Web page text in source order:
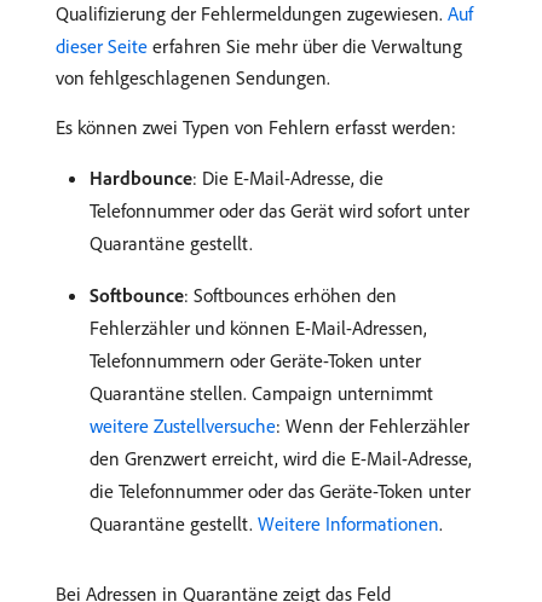
Qualifizierung der Fehlermeldungen zugewiesen. Auf
dieser Seite erfahren Sie mehr über die Verwaltung
von fehlgeschlagenen Sendungen.
Es können zwei Typen von Fehlern erfasst werden:
Hardbounce: Die E-Mail-Adresse, die
Telefonnummer oder das Gerät wird sofort unter
Quarantäne gestellt.
Softbounce: Softbounces erhöhen den
Fehlerzähler und können E-Mail-Adressen,
Telefonnummern oder Geräte-Token unter
Quarantäne stellen. Campaign unternimmt
weitere Zustellversuche: Wenn der Fehlerzähler
den Grenzwert erreicht, wird die E-Mail-Adresse,
die Telefonnummer oder das Geräte-Token unter
Quarantäne gestellt. Weitere Informationen.
Bei Adressen in Quarantäne zeigt das Feld